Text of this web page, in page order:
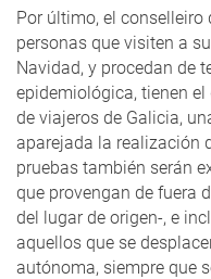
Por último, el conselleiro
personas que visiten a
Navidad, y procedan de
epidemiológica, tienen
de viajeros de Galicia,
aparejada la realización
pruebas también serán
que provengan de fuera
del lugar de origen-, e
aquellos que se
autónoma, siempre que